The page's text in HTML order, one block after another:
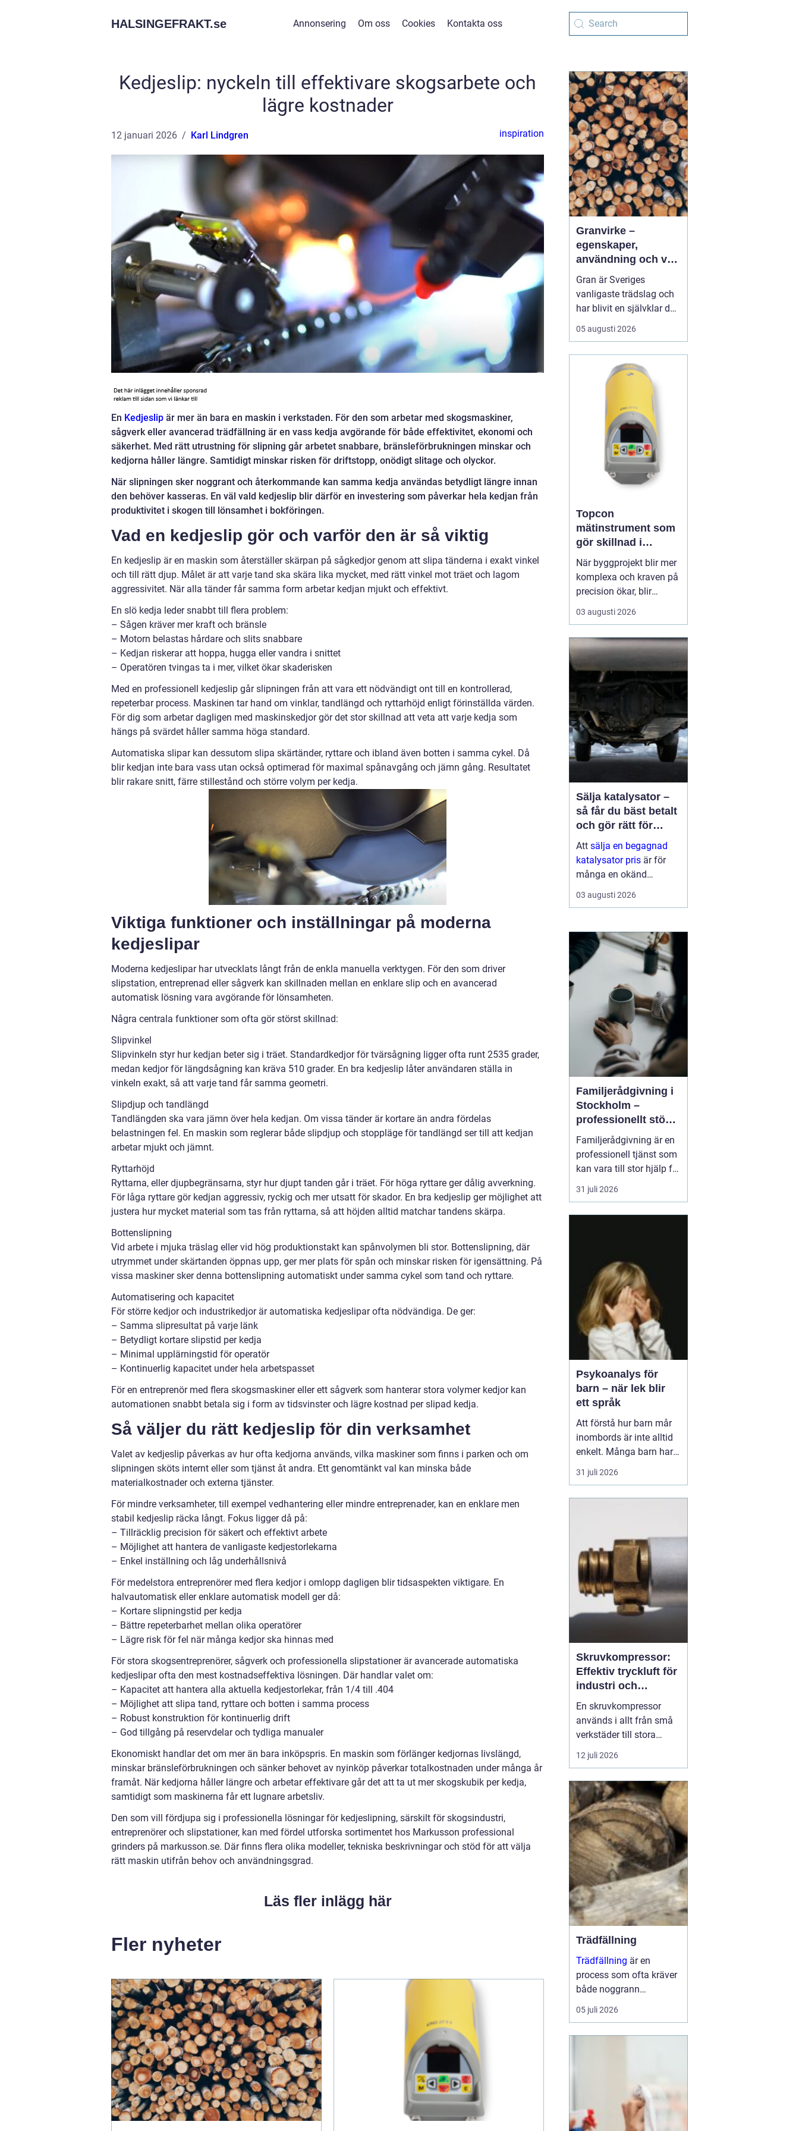
HALSINGEFRAKT.se Annonsering Om oss Cookies Kontakta oss
Kedjeslip: nyckeln till effektivare skogsarbete och
lägre kostnader
12 januari 2026 Karl Lindgren inspiration
En Kedjeslip är mer än bara en maskin i verkstaden. För den som arbetar med skogsmaskiner,
sågverk eller avancerad trädfällning är en vass kedja avgörande för både effektivitet, ekonomi och
säkerhet. Med rätt utrustning för slipning går arbetet snabbare, bränsleförbrukningen minskar och
kedjorna håller längre. Samtidigt minskar risken för driftstopp, onödigt slitage och olyckor.
När slipningen sker noggrant och återkommande kan samma kedja användas betydligt längre innan
den behöver kasseras. En väl vald kedjeslip blir därför en investering som påverkar hela kedjan från
produktivitet i skogen till lönsamhet i bokföringen.
Vad en kedjeslip gör och varför den är så viktig
En kedjeslip är en maskin som återställer skärpan på sågkedjor genom att slipa tänderna i exakt vinkel
och till rätt djup. Målet är att varje tand ska skära lika mycket, med rätt vinkel mot träet och lagom
aggressivitet. När alla tänder får samma form arbetar kedjan mjukt och effektivt.
En slö kedja leder snabbt till flera problem:
– Sågen kräver mer kraft och bränsle
– Motorn belastas hårdare och slits snabbare
– Kedjan riskerar att hoppa, hugga eller vandra i snittet
– Operatören tvingas ta i mer, vilket ökar skaderisken
Med en professionell kedjeslip går slipningen från att vara ett nödvändigt ont till en kontrollerad,
repeterbar process. Maskinen tar hand om vinklar, tandlängd och ryttarhöjd enligt förinställda värden.
För dig som arbetar dagligen med maskinskedjor gör det stor skillnad att veta att varje kedja som
hängs på svärdet håller samma höga standard.
Automatiska slipar kan dessutom slipa skärtänder, ryttare och ibland även botten i samma cykel. Då
blir kedjan inte bara vass utan också optimerad för maximal spånavgång och jämn gång. Resultatet
blir rakare snitt, färre stillestånd och större volym per kedja.
Viktiga funktioner och inställningar på moderna
kedjeslipar
Moderna kedjeslipar har utvecklats långt från de enkla manuella verktygen. För den som driver
slipstation, entreprenad eller sågverk kan skillnaden mellan en enklare slip och en avancerad
automatisk lösning vara avgörande för lönsamheten.
Några centrala funktioner som ofta gör störst skillnad:
Slipvinkel
Slipvinkeln styr hur kedjan beter sig i träet. Standardkedjor för tvärsågning ligger ofta runt 2535 grader,
medan kedjor för längdsågning kan kräva 510 grader. En bra kedjeslip låter användaren ställa in
vinkeln exakt, så att varje tand får samma geometri.
Slipdjup och tandlängd
Tandlängden ska vara jämn över hela kedjan. Om vissa tänder är kortare än andra fördelas
belastningen fel. En maskin som reglerar både slipdjup och stoppläge för tandlängd ser till att kedjan
arbetar mjukt och jämnt.
Ryttarhöjd
Ryttarna, eller djupbegränsarna, styr hur djupt tanden går i träet. För höga ryttare ger dålig avverkning.
För låga ryttare gör kedjan aggressiv, ryckig och mer utsatt för skador. En bra kedjeslip ger möjlighet att
justera hur mycket material som tas från ryttarna, så att höjden alltid matchar tandens skärpa.
Bottenslipning
Vid arbete i mjuka träslag eller vid hög produktionstakt kan spånvolymen bli stor. Bottenslipning, där
utrymmet under skärtanden öppnas upp, ger mer plats för spån och minskar risken för igensättning. På
vissa maskiner sker denna bottenslipning automatiskt under samma cykel som tand och ryttare.
Automatisering och kapacitet
För större kedjor och industrikedjor är automatiska kedjeslipar ofta nödvändiga. De ger:
– Samma slipresultat på varje länk
– Betydligt kortare slipstid per kedja
– Minimal upplärningstid för operatör
– Kontinuerlig kapacitet under hela arbetspasset
För en entreprenör med flera skogsmaskiner eller ett sågverk som hanterar stora volymer kedjor kan
automationen snabbt betala sig i form av tidsvinster och lägre kostnad per slipad kedja.
Så väljer du rätt kedjeslip för din verksamhet
Valet av kedjeslip påverkas av hur ofta kedjorna används, vilka maskiner som finns i parken och om
slipningen sköts internt eller som tjänst åt andra. Ett genomtänkt val kan minska både
materialkostnader och externa tjänster.
För mindre verksamheter, till exempel vedhantering eller mindre entreprenader, kan en enklare men
stabil kedjeslip räcka långt. Fokus ligger då på:
– Tillräcklig precision för säkert och effektivt arbete
– Möjlighet att hantera de vanligaste kedjestorlekarna
– Enkel inställning och låg underhållsnivå
För medelstora entreprenörer med flera kedjor i omlopp dagligen blir tidsaspekten viktigare. En
halvautomatisk eller enklare automatisk modell ger då:
– Kortare slipningstid per kedja
– Bättre repeterbarhet mellan olika operatörer
– Lägre risk för fel när många kedjor ska hinnas med
För stora skogsentreprenörer, sågverk och professionella slipstationer är avancerade automatiska
kedjeslipar ofta den mest kostnadseffektiva lösningen. Där handlar valet om:
– Kapacitet att hantera alla aktuella kedjestorlekar, från 1/4 till .404
– Möjlighet att slipa tand, ryttare och botten i samma process
– Robust konstruktion för kontinuerlig drift
– God tillgång på reservdelar och tydliga manualer
Ekonomiskt handlar det om mer än bara inköpspris. En maskin som förlänger kedjornas livslängd,
minskar bränsleförbrukningen och sänker behovet av nyinköp påverkar totalkostnaden under många år
framåt. När kedjorna håller längre och arbetar effektivare går det att ta ut mer skogskubik per kedja,
samtidigt som maskinerna får ett lugnare arbetsliv.
Den som vill fördjupa sig i professionella lösningar för kedjeslipning, särskilt för skogsindustri,
entreprenörer och slipstationer, kan med fördel utforska sortimentet hos Markusson professional
grinders på markusson.se. Där finns flera olika modeller, tekniska beskrivningar och stöd för att välja
rätt maskin utifrån behov och användningsgrad.
Läs fler inlägg här
Fler nyheter
Granvirke –
egenskaper,
användning och val
för hållbart
byggande
Gran är Sveriges
vanligaste trädslag och
har blivit en självklar del
av allt från bostadshus
och lador till altaner och
om granvirke handlar det
om ett byggmaterial
som kombinerar låg vikt,
05 augusti 2026
Topcon
mätinstrument som
gör skillnad i
vardagen
När byggprojekt blir mer
komplexa och kraven på
precision ökar, blir
tillförlitliga
mätinstrument en
arbetet. Varje millimeter
kan påverka både
tidsplan, ekonomi och
slutresultat. Därför väljer
många företag att
arbeta med etablerade...
03 augusti 2026
Sälja katalysator –
så får du bäst betalt
och gör rätt för
miljön
Att sälja en begagnad
katalysator pris är för
många en okänd
möjlighet. De flesta
tänker på den som skrot
03 augusti 2026
Familjerådgivning i
Stockholm –
professionellt stöd
för hela familjen
Familjerådgivning är en
professionell tjänst som
kan vara till stor hjälp för
par och familjer som
står inför utmaningar
31 juli 2026
Psykoanalys för
barn – när lek blir
ett språk
Att förstå hur barn mår
inombords är inte alltid
enkelt. Många barn har
svårt att sätta ord på
känslor, rädslor och oro. I
31 juli 2026
Skruvkompressor:
Effektiv tryckluft för
industri och
verkstad
En skruvkompressor
används i allt från små
verkstäder till stora
industrifabriker för att
skapa tryckluft på ett
energieffektivt sätt. Till
skillnad från många
enklare kompressorer
är...
12 juli 2026
Trädfällning
Trädfällning är en
process som ofta kräver
både noggrann
planering och
expertkunskap. Det
05 juli 2026